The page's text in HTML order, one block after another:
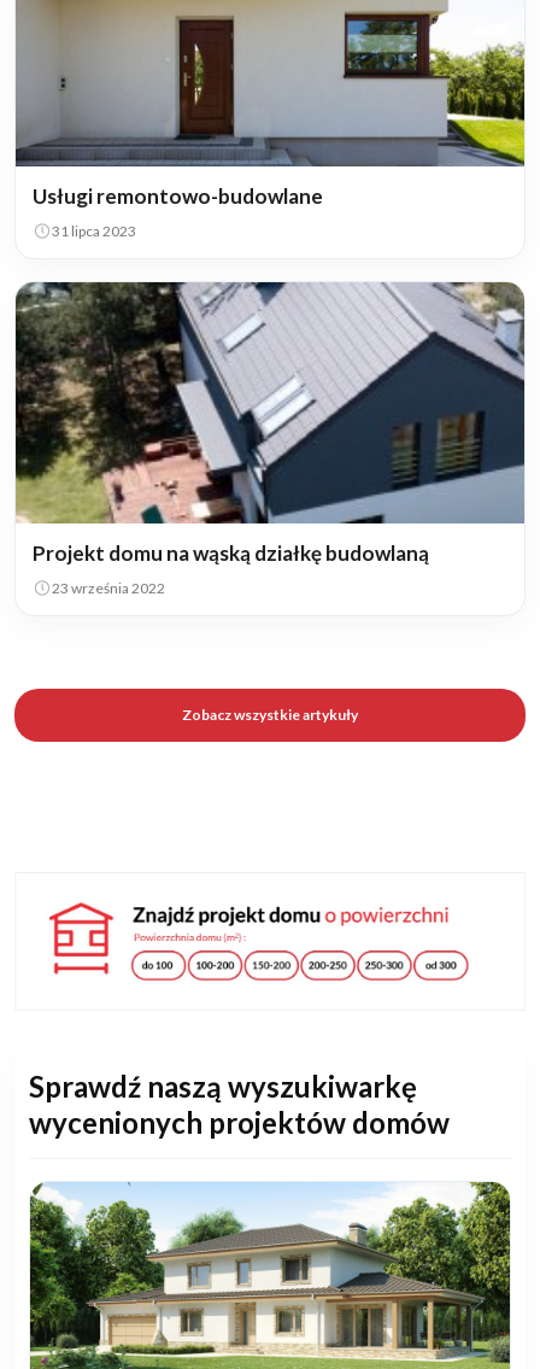
Usługi remontowo-budowlane
31 lipca 2023
Projekt domu na wąską działkę budowlaną
23 września 2022
Zobacz wszystkie artykuły
Sprawdź naszą wyszukiwarkę
wycenionych projektów domów